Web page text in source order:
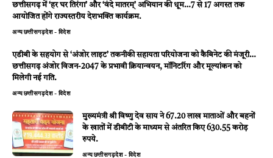
छत्तीसगढ़ में ‘हर घर तिरंगा’ और ‘वंदे मातरम्’ अभियान की धूम…7 से 17 अगस्त तक
आयोजित होंगे राज्यस्तरीय देशभक्ति कार्यक्रम.
अन्यछत्तीसगढ़देश - विदेश
एडीबी के सहयोग से ‘अंजोर लाइट’ तकनीकी सहायता परियोजना को कैबिनेट की मंजूरी…
छत्तीसगढ़ अंजोर विजन-2047 के प्रभावी क्रियान्वयन, मॉनिटरिंग और मूल्यांकन को
मिलेगी नई गति.
अन्यछत्तीसगढ़देश - विदेश
मुख्यमंत्री श्री विष्णु देव साय ने 67.20 लाख माताओं और बहनों
के खातों में डीबीटी के माध्यम से अंतरित किए 630.55 करोड़
रुपये.
अन्यछत्तीसगढ़देश - विदेश